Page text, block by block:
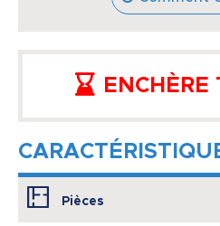
ENCHÈRE
Pièces